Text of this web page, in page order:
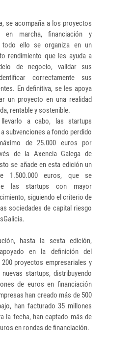
se acompaña a los proyectos
marcha, financiación y
todo ello se organiza en un
rendimiento que les ayuda a
de negocio, validar sus
correctamente sus
En definitiva, se les apoya
un proyecto en una realidad
rentable y sostenible.
a cabo, las startups
subvenciones a fondo perdido
de 25.000 euros por
de la Axencia Galega de
se añade en esta edición un
1.500.000 euros, que se
las startups con mayor
siguiendo el criterio de
sociedades de capital riesgo
hasta la sexta edición,
en la definición del
proyectos empresariales y
startups, distribuyendo
de euros en financiación
han creado más de 500
han facturado 35 millones
la fecha, han captado más de
en rondas de financiación.